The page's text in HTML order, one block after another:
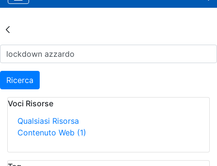
Risultati della Ricerca -
Ricerca
Voci Risorse
Qualsiasi Risorsa
Contenuto Web (1)